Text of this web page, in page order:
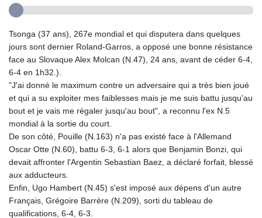
Tsonga (37 ans), 267e mondial et qui disputera dans quelques
jours sont dernier Roland-Garros, a opposé une bonne résistance
face au Slovaque Alex Molcan (N.47), 24 ans, avant de céder 6-4,
6-4 en 1h32.).
"J'ai donné le maximum contre un adversaire qui a très bien joué
et qui a su exploiter mes faiblesses mais je me suis battu jusqu'au
bout et je vais me régaler jusqu'au bout", a reconnu l'ex N.5
mondial à la sortie du court.
De son côté, Pouille (N.163) n'a pas existé face à l'Allemand
Oscar Otte (N.60), battu 6-3, 6-1 alors que Benjamin Bonzi, qui
devait affronter l'Argentin Sebastian Baez, a déclaré forfait, blessé
aux adducteurs.
Enfin, Ugo Hambert (N.45) s'est imposé aux dépens d'un autre
Français, Grégoire Barrère (N.209), sorti du tableau de
qualifications, 6-4, 6-3.